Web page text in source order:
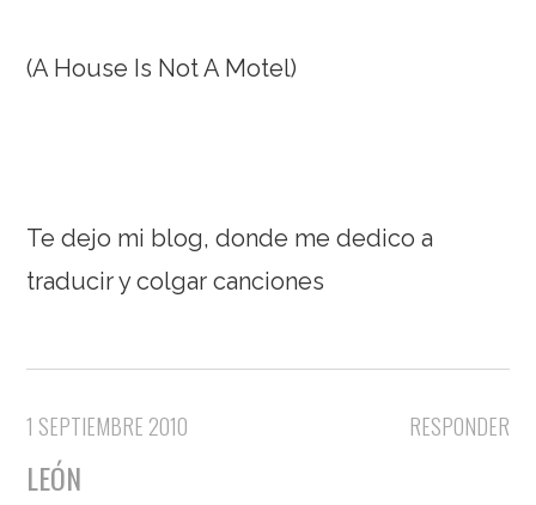
(A House Is Not A Motel)
Te dejo mi blog, donde me dedico a
traducir y colgar canciones
RESPONDER
1 SEPTIEMBRE 2010
LEÓN